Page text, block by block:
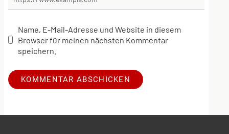
Name, E-Mail-Adresse und Website in diesem
Browser für meinen nächsten Kommentar
speichern.